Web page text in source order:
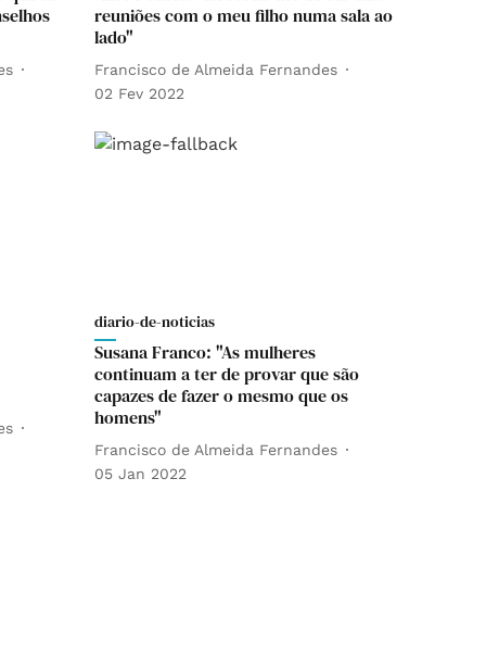
reuniões com o meu filho numa sala ao
lado"
Francisco de Almeida Fernandes
02 Fev 2022
diario-de-noticias
Susana Franco: "As mulheres
continuam a ter de provar que são
capazes de fazer o mesmo que os
homens"
Francisco de Almeida Fernandes
05 Jan 2022